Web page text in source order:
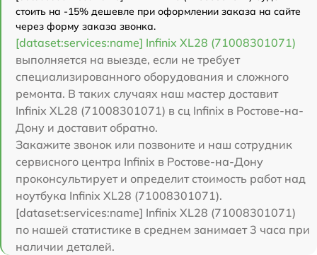
стоить на -15% дешевле при оформлении заказа на сайте
через форму заказа звонка.
[dataset:services:name] Infinix XL28 (71008301071)
выполняется на выезде, если не требует
специализированного оборудования и сложного
ремонта. В таких случаях наш мастер доставит
Infinix XL28 (71008301071) в сц Infinix в Ростове-на-
Дону и доставит обратно.
Закажите звонок или позвоните и наш сотрудник
сервисного центра Infinix в Ростове-на-Дону
проконсультирует и определит стоимость работ над
ноутбука Infinix XL28 (71008301071).
[dataset:services:name] Infinix XL28 (71008301071)
по нашей статистике в среднем занимает 3 часа при
наличии деталей.